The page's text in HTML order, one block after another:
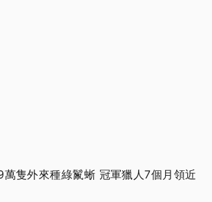
萬隻外來種綠鬣蜥 冠軍獵人7個月領近